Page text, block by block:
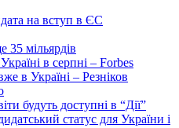
на вступ в ЄС
35 мільярдів
в серпні – Forbes
в Україні – Резніков
будуть доступні в “Дії”
статус для України і